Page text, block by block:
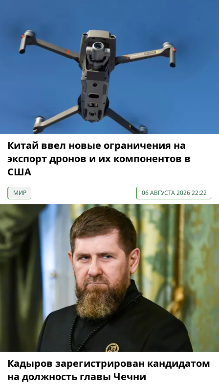
Китай ввел новые ограничения на
экспорт дронов и их компонентов в
США
МИР 06 АВГУСТА 2026 22:22
Кадыров зарегистрирован кандидатом
на должность главы Чечни